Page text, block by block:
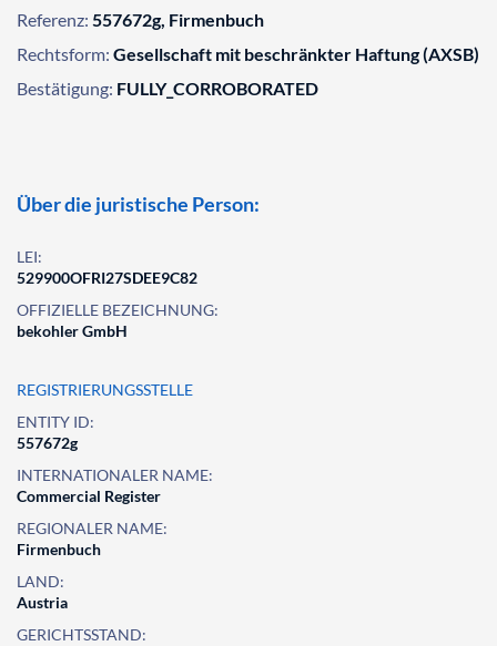
Referenz: 557672g, Firmenbuch
Rechtsform: Gesellschaft mit beschränkter Haftung (AXSB)
Bestätigung: FULLY_CORROBORATED
Über die juristische Person:
LEI:
529900OFRI27SDEE9C82
OFFIZIELLE BEZEICHNUNG:
bekohler GmbH
REGISTRIERUNGSSTELLE
ENTITY ID:
557672g
INTERNATIONALER NAME:
Commercial Register
REGIONALER NAME:
Firmenbuch
LAND:
Austria
GERICHTSSTAND: